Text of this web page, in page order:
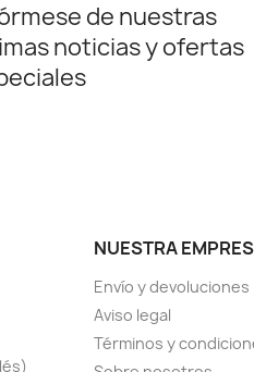
de nuestras
noticias y ofertas
NUESTRA
Envío y devoluciones
Aviso legal
Términos y